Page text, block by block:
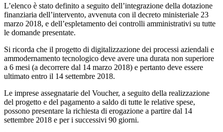
L’elenco è stato definito a seguito dell’integrazione della dotazione
finanziaria dell’intervento, avvenuta con il decreto ministeriale 23
marzo 2018, e dell’espletamento dei controlli amministrativi su tutte
le domande presentate.
Si ricorda che il progetto di digitalizzazione dei processi aziendali e
ammodernamento tecnologico deve avere una durata non superiore
a 6 mesi (a decorrere dal 14 marzo 2018) e pertanto deve essere
ultimato entro il 14 settembre 2018.
Le imprese assegnatarie del Voucher, a seguito della realizzazione
del progetto e del pagamento a saldo di tutte le relative spese,
possono presentare la richiesta di erogazione a partire dal 14
settembre 2018 e per i successivi 90 giorni.